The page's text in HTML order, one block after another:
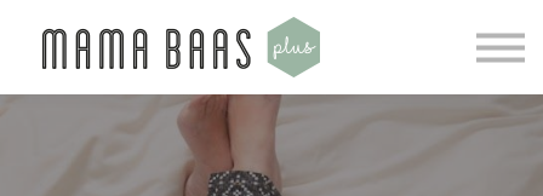
Gratis downloads
Over ons
Inloggen